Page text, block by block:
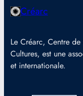
Créarc
Le Créarc, Centre
Cultures, est une
et internationale.